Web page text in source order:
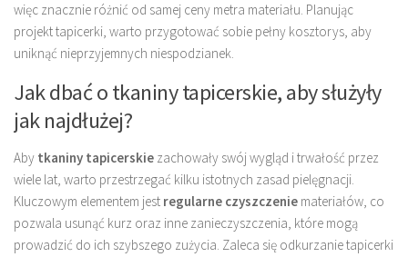
więc znacznie różnić od samej ceny metra materiału. Planując
projekt tapicerki, warto przygotować sobie pełny kosztorys, aby
uniknąć nieprzyjemnych niespodzianek.
Jak dbać o tkaniny tapicerskie, aby służyły
jak najdłużej?
Aby tkaniny tapicerskie zachowały swój wygląd i trwałość przez
wiele lat, warto przestrzegać kilku istotnych zasad pielęgnacji.
Kluczowym elementem jest regularne czyszczenie materiałów, co
pozwala usunąć kurz oraz inne zanieczyszczenia, które mogą
prowadzić do ich szybszego zużycia. Zaleca się odkurzanie tapicerki